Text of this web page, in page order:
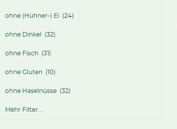
ohne (Hühner-) Ei (24)
ohne Dinkel (32)
ohne Fisch (31)
ohne Gluten (10)
ohne Haselnüsse (32)
Mehr Filter...